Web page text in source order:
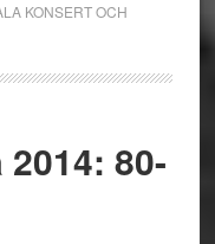
KONSERT OCH
80-